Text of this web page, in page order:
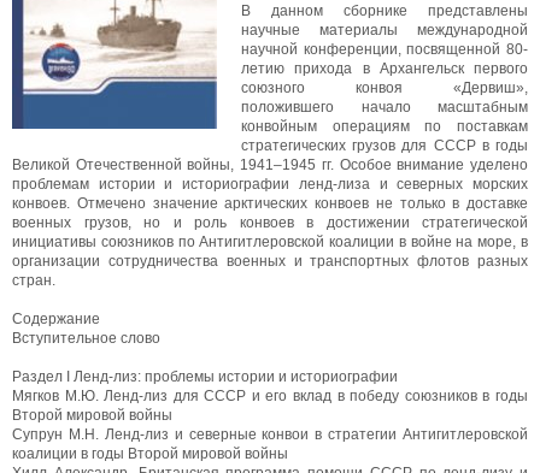
В данном сборнике представлены
научные материалы международной
научной конференции, посвященной 80-
летию прихода в Архангельск первого
союзного конвоя «Дервиш»,
положившего начало масштабным
конвойным операциям по поставкам
стратегических грузов для СССР в годы
Великой Отечественной войны, 1941–1945 гг. Особое внимание уделено
проблемам истории и историографии ленд-лиза и северных морских
конвоев. Отмечено значение арктических конвоев не только в доставке
военных грузов, но и роль конвоев в достижении стратегической
инициативы союзников по Антигитлеровской коалиции в войне на море, в
организации сотрудничества военных и транспортных флотов разных
стран.
Содержание
Вступительное слово
Раздел I Ленд-лиз: проблемы истории и историографии
Мягков М.Ю. Ленд-лиз для СССР и его вклад в победу союзников в годы
Второй мировой войны
Супрун М.Н. Ленд-лиз и северные конвои в стратегии Антигитлеровской
коалиции в годы Второй мировой войны